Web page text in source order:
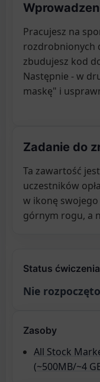
Pracujesz na
rozdrobnionych
zbudujesz kod
Następnie - w
maskę" i
Zadanie do
Ta zawartość
uczestników
w ikonę
górnym rogu, a
Status ćwiczenia
Nie rozpoczęto
Zasoby
All Stock
(~500MB/~4